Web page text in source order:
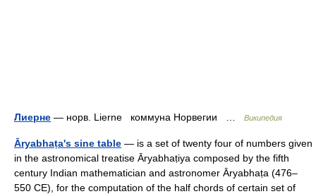
Лиерне — норв. Lierne коммуна Норвегии … Википедия
Āryabhaṭa's sine table — is a set of twenty four of numbers given
in the astronomical treatise Āryabhaṭiya composed by the fifth
century Indian mathematician and astronomer Āryabhaṭa (476–
550 CE), for the computation of the half chords of certain set of